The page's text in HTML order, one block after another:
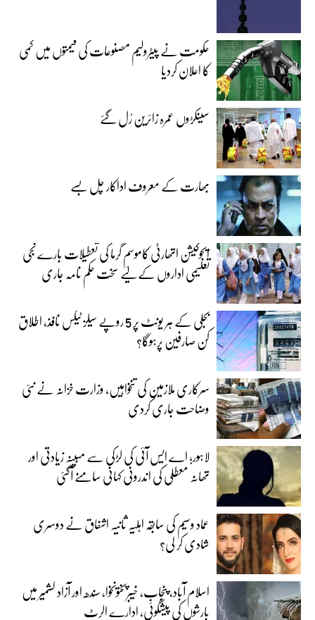
حکومت نے پیٹرولیم مصنوعات کی قیمتوں میں کمی
کا اعلان کردیا
سینکڑوں عمرہ زائرین رُل گئے
بھارت کے معروف اداکار چل بسے
ایجوکیشن اتھارٹی کاموسمِ گرما کی تعطیلات بارے نجی
تعلیمی اداروں کے لیے سخت حکم نامہ جاری
بجلی کے ہر یونٹ پر 5 روپے سیلز ٹیکس نافذ، اطلاق
کن صارفین پرہوگا؟
سرکاری ملازمین کی تنخواہیں، وزارت خزانہ نے نئی
وضاحت جاری کردی
لاہور؛ اے ایس آئی کی لڑکی سے مبینہ زیادتی اور
تھانہ معطلی کی اندرونی کہانی سامنے آگئی
عماد وسیم کی سابقہ اہلیہ ثانیہ اشفاق نے دوسری
شادی کر لی؟
اسلام آباد، پنجاب، خیبرپختونخوا، سندھ اور آزاد کشمیر میں
بارشوں کی پیشگوئی، ادارے الرٹ